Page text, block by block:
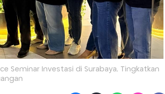
Seminar Investasi di Surabaya, Tingkatkan